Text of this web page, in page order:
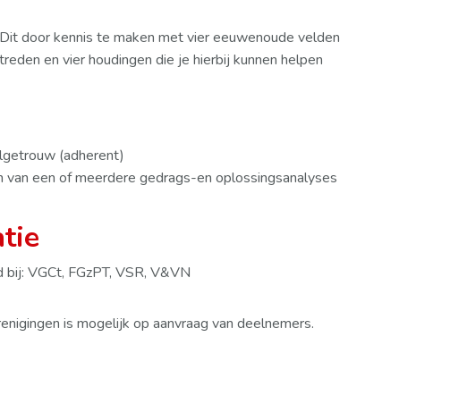
door kennis te maken met vier eeuwenoude velden
en vier houdingen die je hierbij kunnen helpen
(adherent)
een of meerdere gedrags-en oplossingsanalyses
VGCt, FGzPT, VSR, V&VN
is mogelijk op aanvraag van deelnemers.